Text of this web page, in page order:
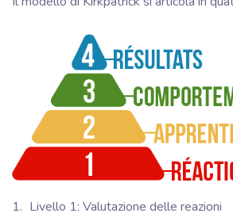
Livello 1: Valutazione delle reazioni